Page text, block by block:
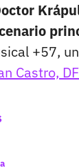
+57,
Castro,